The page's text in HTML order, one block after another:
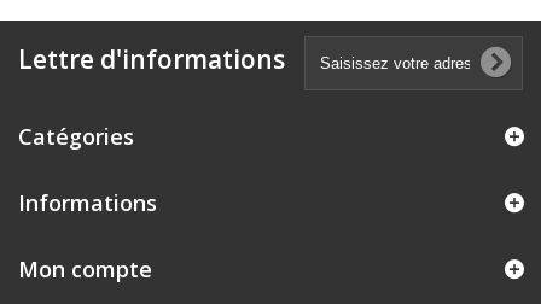
Lettre d'informations
Catégories
Informations
Mon compte